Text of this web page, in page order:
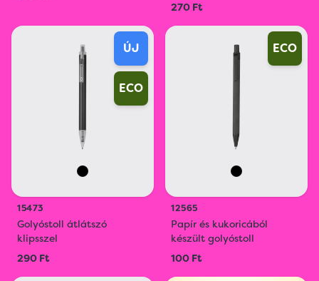
270 Ft
ÚJ
ECO
15473
Golyóstoll átlátszó
klipsszel
290 Ft
ECO
12565
Papír és kukoricából
készült golyóstoll
100 Ft